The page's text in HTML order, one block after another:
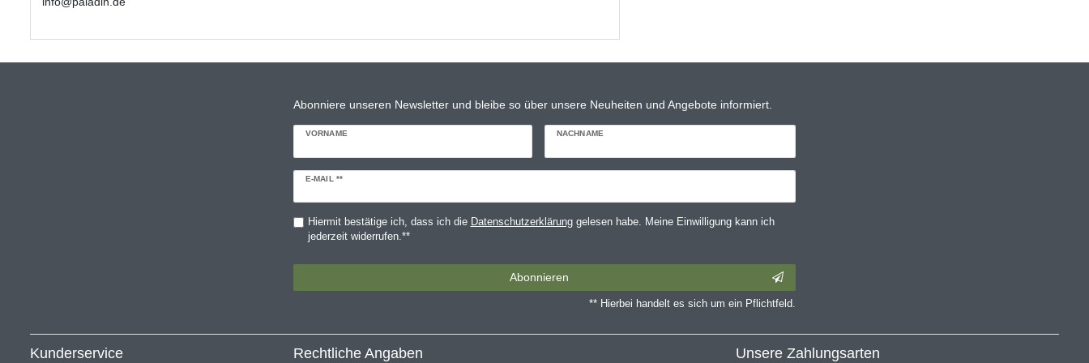
Abonniere unseren Newsletter und bleibe so über unsere Neuheiten und Angebote informiert.
VORNAME NACHNAME
E-MAIL **
Newsletter
Hiermit bestätige ich, dass ich die Daten­schutz­erklärunggelesen habe. Meine Einwilligung kann ich
jederzeit widerrufen.**
Abonnieren
** Hierbei handelt es sich um ein Pflichtfeld.
Kunderservice Rechtliche Angaben Unsere Zahlungsarten